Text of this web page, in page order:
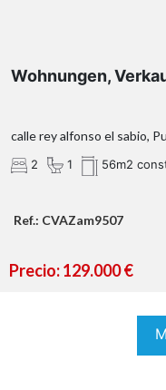
Wohnungen,
calle rey alfonso el sabio,
2 1 56m2
Ref.: CVAZam9507
Precio: 129.000 €